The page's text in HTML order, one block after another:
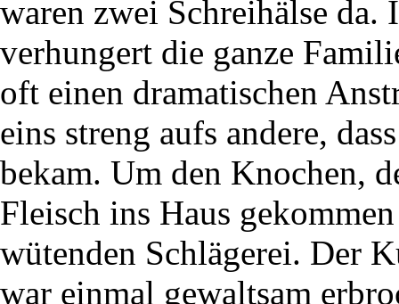
waren zwei Schreihälse
verhungert die ganze
oft einen dramatischen
eins streng aufs andere,
bekam. Um den Knochen,
Fleisch ins Haus
wütenden Schlägerei. Der
war einmal gewaltsam